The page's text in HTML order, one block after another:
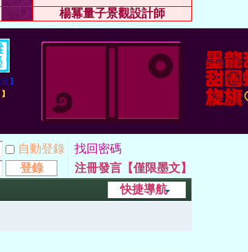
楊冪量子景觀設計師
自動登錄
找回密碼
登錄
注冊發言【僅限墨文】
快捷導航